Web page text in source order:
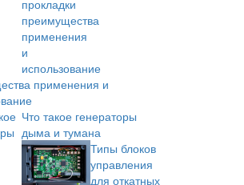
применения и
Что такое генераторы
дыма и тумана
Типы блоков
управления
для откатных